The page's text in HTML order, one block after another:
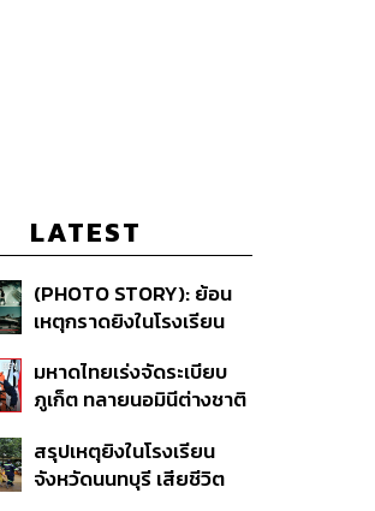
LATEST
(PHOTO STORY): ย้อน
เหตุกราดยิงในโรงเรียน
นักเรียน
มหาดไทยเร่งจัดระเบียบ
ภูเก็ต ทลายนอมินีต่างชาติ
ที่ดิน เคลียร์ใบอนุญาต
โรงแรมค้าง 7 ปี
สรุปเหตุยิงในโรงเรียน
จังหวัดนนทบุรี เสียชีวิต